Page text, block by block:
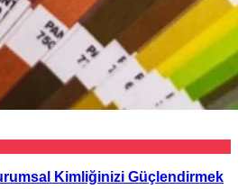
Kimliğinizi Güçlendirmek